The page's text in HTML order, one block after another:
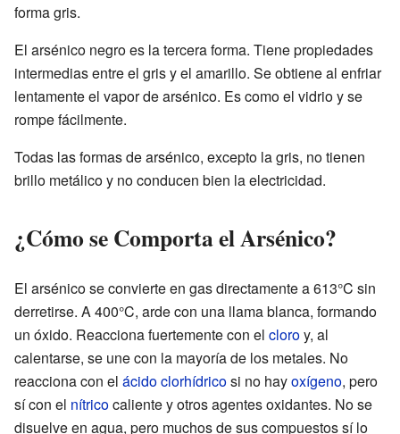
forma gris.
El arsénico negro es la tercera forma. Tiene propiedades
intermedias entre el gris y el amarillo. Se obtiene al enfriar
lentamente el vapor de arsénico. Es como el vidrio y se
rompe fácilmente.
Todas las formas de arsénico, excepto la gris, no tienen
brillo metálico y no conducen bien la electricidad.
¿Cómo se Comporta el Arsénico?
El arsénico se convierte en gas directamente a 613°C sin
derretirse. A 400°C, arde con una llama blanca, formando
un óxido. Reacciona fuertemente con el cloroy, al
calentarse, se une con la mayoría de los metales. No
reacciona con el ácido clorhídricosi no hayoxígeno, pero
sí con el nítricocaliente y otros agentes oxidantes. No se
disuelve en agua, pero muchos de sus compuestos sí lo